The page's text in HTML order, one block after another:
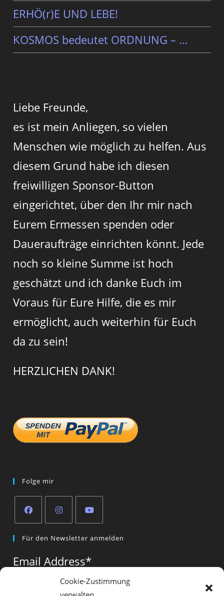
Cookie-Zustimmung
ERHÖ(r)E UND LEBE!
KOSMOS bedeutet ORDNUNG – …
Liebe Freunde,
es ist mein Anliegen, so vielen
Menschen wie möglich zu helfen. Aus
diesem Grund habe ich diesen
freiwilligen Sponsor-Button
eingerichtet, über den Ihr mir nach
Eurem Ermessen spenden oder
Daueraufträge einrichten könnt. Jede
noch so kleine Summe ist hoch
geschätzt und ich danke Euch im
Voraus für Eure Hilfe, die es mir
ermöglicht, auch weiterhin für Euch
da zu sein!
HERZLICHEN DANK!
Folge mir
in
new
in
new
in
new
tab
Für den Newsletter anmelden
Email Address*